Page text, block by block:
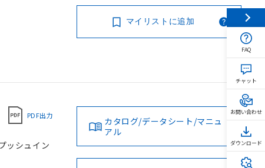
マイリストに追加
PDF出力
ッシュイン
カタログ/データシート/マニュ
アル
FAQ
チャット
お問い合わせ
ダウンロード